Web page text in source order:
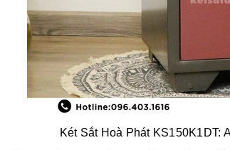
Két Sắt Hoà Phát KS150K1DT: